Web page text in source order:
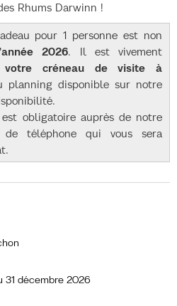
Rhums Darwinn !
pour 1 personne est non
2026. Il est vivement
créneau de visite à
planning disponible sur notre
obligatoire auprès de notre
de téléphone qui vous sera
31 décembre 2026